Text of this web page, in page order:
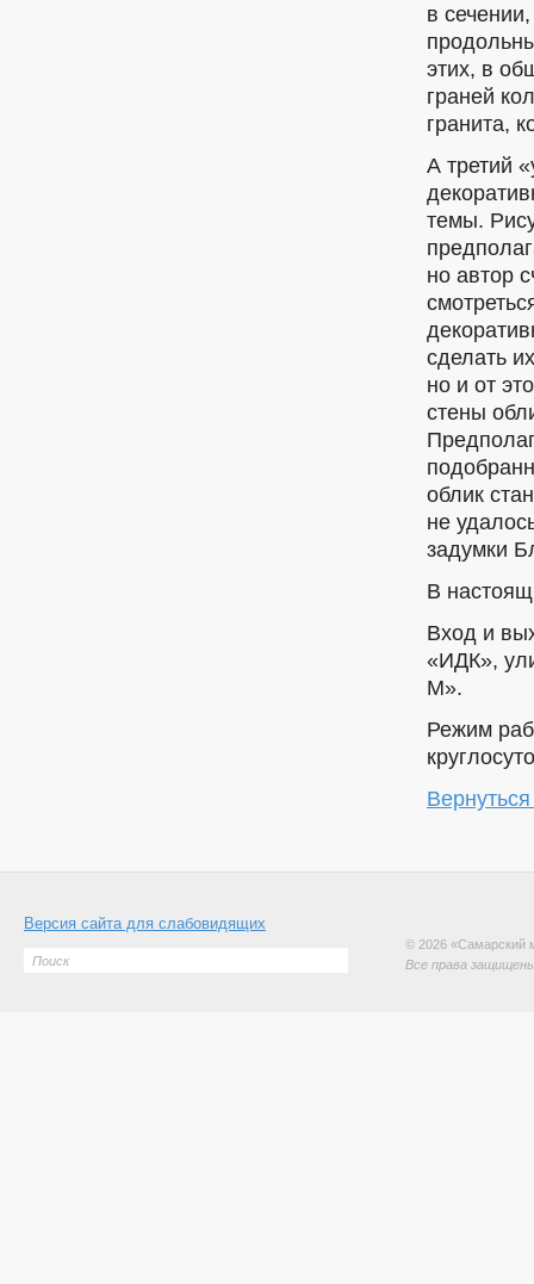
в
этих, в
граней
гранита,
А третий
темы.
но автор
сделать
но и от
стены
облик
не
задумки
В
Вход и
«ИДК»,
М».
Режим
Версия сайта для слабовидящих
© 2026 «Самарский
Все права